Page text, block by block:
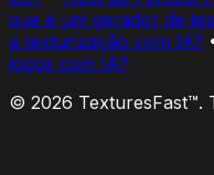
que é um gerador de
a texturização com IA?
jogos com IA?
© 2026 TexturesFast™.